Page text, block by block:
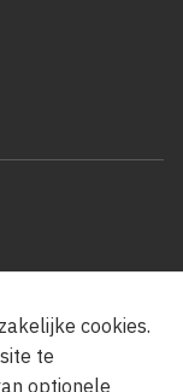
cookies.
te
optionele